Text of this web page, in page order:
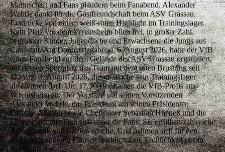
Mannschaft und Fans plaudern beim Fanabend. Alexander
Wehrle dankt für die Gastfreundschaft beim ASV Grassau.
Eindrücke von einem weiß-roten Highlight im Trainingslager.
Kein Platz vor dem Vereinsheim blieb frei, in großer Zahl
begrüßten Kinder, Jugendliche und Erwachsene die Jungs aus
Cannstatt. Am Donnerstagabend, 6. August 2026, hatte der VfB
einen Fanabend auf dem Gelände des ASV Grassau organisiert,
auf dessen Sportplatz das Team mit dem roten Brustring seit
Montag, 3. August 2026, dieser Woche sein Trainingslager
absolvieren darf. Um 17.30 Uhr kamen die VfB-Profis am
Vereinsheim an. Der Vorstand um seinen Vorsitzenden
Alexander Wehrle, das Präsidium um seinen Präsidenten
Dietmar Allgaier sowie Cheftrainer Sebastian Hoeneß und die
Mannschaft mischten sich unter die Fans. Sie erfüllten zahlreiche
Autogramm- und Selfiewünsche. Und nahmen sich für den
einen oder anderen Plausch reichlich Zeit. Fröhlichkeit pur in
Weiß und Rot.